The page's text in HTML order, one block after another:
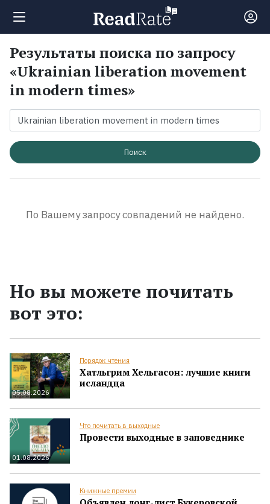
Поиск
Новости
Рейтинги
Экранизации
Результаты поиска по запросу
«Ukrainian liberation movement
in modern times»
Поиск
По Вашему запросу совпадений не найдено.
Но вы можете почитать
вот это:
05.08.2026
Порядок чтения
Хатльгрим Хельгасон: лучшие книги
исландца
01.08.2026
Что почитать в выходные
Провести выходные в заповеднике
Книжные премии